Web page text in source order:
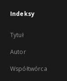
Indeksy
Tytuł
Autor
Współtwórca